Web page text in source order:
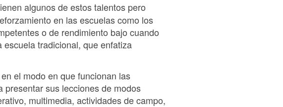
algunos de estos talentos pero
en las escuelas como los
o de rendimiento bajo cuando
tradicional, que enfatiza
el modo en que funcionan las
sus lecciones de modos
multimedia, actividades de campo,